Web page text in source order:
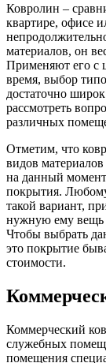
Ковролин –
квартире, офисе
материалов, он
Применяют его с
время, выбор
достаточно
рассмотреть
различных
Отметим, что
видов
на данный
покрытия. Любому
такой вариант,
нужную ему вещь
Чтобы выбрать
это покрытие
стоимости.
Коммерческий
служебных
помещения